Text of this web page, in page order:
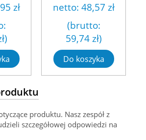
zł
)
netto: 48,57 zł
(brutto:
59,74 zł)
Do koszyka
produktu. Nasz zespół z
szczegółowej odpowiedzi na